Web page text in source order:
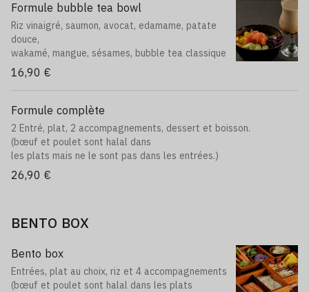
Formule bubble tea bowl
Riz vinaigré, saumon, avocat, edamame, patate
douce,
wakamé, mangue, sésames, bubble tea classique
16,90 €
Formule complète
2 Entré, plat, 2 accompagnements, dessert et boisson.
(bœuf et poulet sont halal dans
les plats mais ne le sont pas dans les entrées.)
26,90 €
BENTO BOX
Bento box
Entrées, plat au choix, riz et 4 accompagnements
(bœuf et poulet sont halal dans les plats